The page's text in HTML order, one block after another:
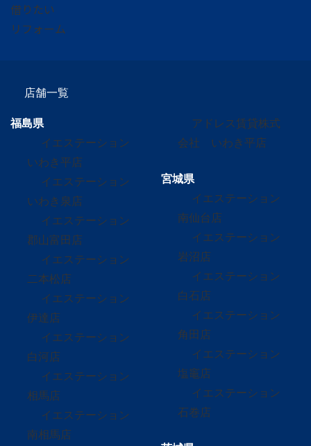
借りたい
リフォーム
店舗一覧
福島県
イエステーション
いわき平店
イエステーション
いわき泉店
イエステーション
郡山富田店
イエステーション
二本松店
イエステーション
伊達店
イエステーション
白河店
イエステーション
相馬店
イエステーション
南相馬店
アドレス賃貸株式
会社 いわき平店
宮城県
イエステーション
南仙台店
イエステーション
岩沼店
イエステーション
白石店
イエステーション
角田店
イエステーション
塩竈店
イエステーション
石巻店